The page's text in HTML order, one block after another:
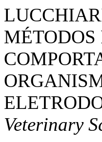
MÉTODOS
Veterinary